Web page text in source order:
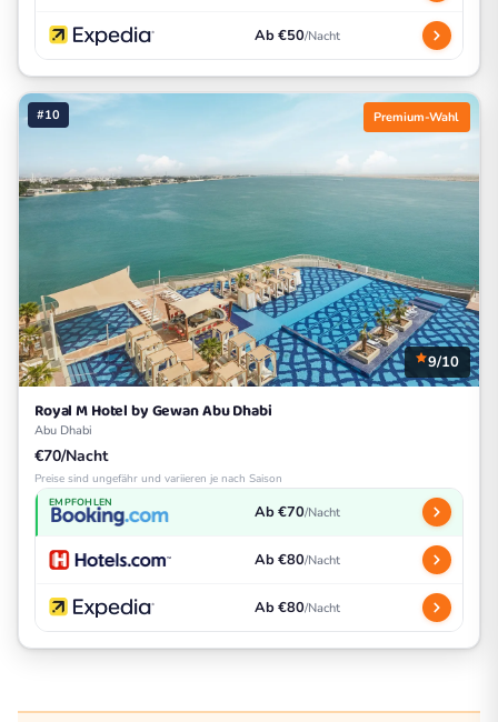
Ab €50/Nacht
#10 Premium-Wahl
9/10
Royal M Hotel by Gewan Abu Dhabi
Abu Dhabi
€70/Nacht
Preise sind ungefähr und variieren je nach Saison
EMPFOHLEN Ab €70/Nacht
Ab €80/Nacht
Ab €80/Nacht